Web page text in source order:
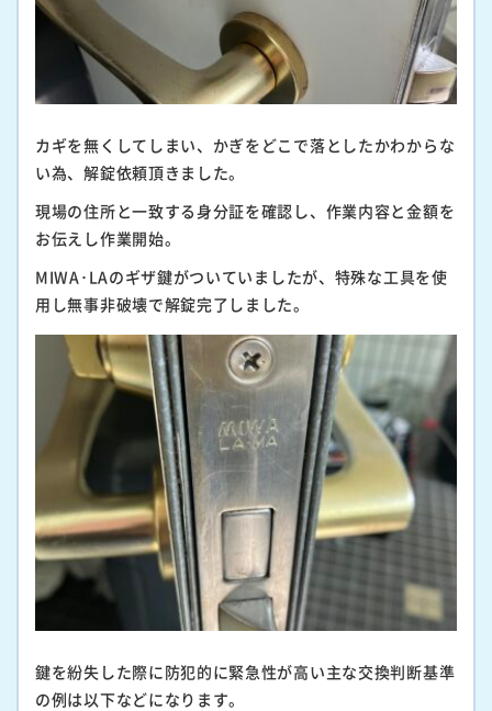
カギを無くしてしまい、かぎをどこで落としたかわからな
い為、解錠依頼頂きました。
現場の住所と一致する身分証を確認し、作業内容と金額を
お伝えし作業開始。
MIWA･LAのギザ鍵がついていましたが、特殊な工具を使
用し無事非破壊で解錠完了しました。
鍵を紛失した際に防犯的に緊急性が高い主な交換判断基準
の例は以下などになります。